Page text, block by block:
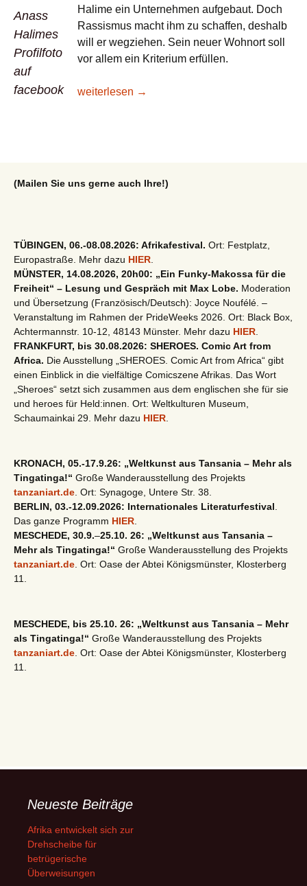
Anass
Halimes
Profilfoto
auf
facebook
Halime ein Unternehmen aufgebaut. Doch
Rassismus macht ihm zu schaffen, deshalb
will er wegziehen. Sein neuer Wohnort soll
vor allem ein Kriterium erfüllen.
Lesetipp/Focus: Marokkanischer Firmenboss
weiterlesen →
(Mailen Sie uns gerne auch Ihre!)
TÜBINGEN, 06.-08.08.2026: Afrikafestival. Ort: Festplatz,
Europastraße. Mehr dazu HIER
MÜNSTER, 14.08.2026, 20h00: „Ein Funky-Makossa für die
Freiheit“ – Lesung und Gespräch mit Max Lobe. Moderation
und Übersetzung (Französisch/Deutsch): Joyce Noufélé. –
Veranstaltung im Rahmen der PrideWeeks 2026. Ort: Black Box,
Achtermannstr. 10-12, 48143 Münster. Mehr dazu HIER
FRANKFURT, bis 30.08.2026: SHEROES. Comic Art from
Africa. Die Ausstellung „SHEROES. Comic Art from Africa“ gibt
einen Einblick in die vielfältige Comicszene Afrikas. Das Wort
„Sheroes“ setzt sich zusammen aus dem englischen she für sie
und heroes für Held:innen. Ort: Weltkulturen Museum,
Schaumainkai 29. Mehr dazu HIER
KRONACH, 05.-17.9.26: „Weltkunst aus Tansania – Mehr als
Tingatinga!“ Große Wanderausstellung des Projekts
tanzaniart.de . Ort: Synagoge, Untere Str. 38.
BERLIN, 03.-12.09.2026: Internationales Literaturfestival
Das ganze Programm HIER
MESCHEDE, 30.9.–25.10. 26: „Weltkunst aus Tansania –
Mehr als Tingatinga!“ Große Wanderausstellung des Projekts
tanzaniart.de . Ort: Oase der Abtei Königsmünster, Klosterberg
11.
MESCHEDE, bis 25.10. 26: „Weltkunst aus Tansania – Mehr
als Tingatinga!“ Große Wanderausstellung des Projekts
tanzaniart.de . Ort: Oase der Abtei Königsmünster, Klosterberg
11.
Neueste Beiträge
Afrika entwickelt sich zur
Drehscheibe für
betrügerische
Überweisungen